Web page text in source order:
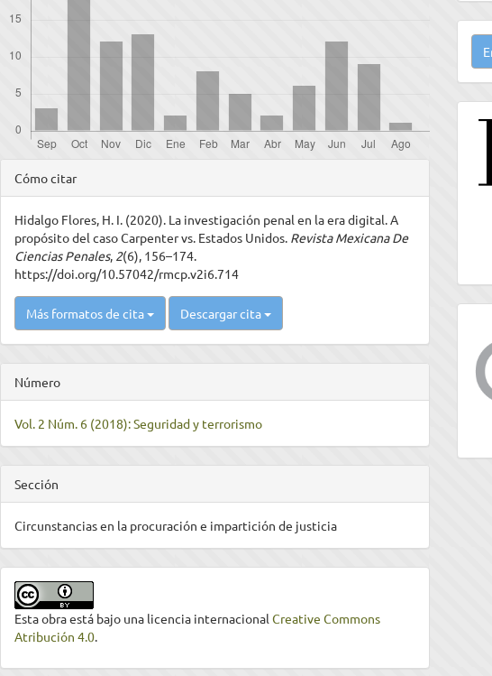
Detalles
del
artículo
Cómo citar
Hidalgo Flores, H. I. (2020). La investigación penal en la era digital. A
propósito del caso Carpenter vs. Estados Unidos. Revista Mexicana De
Ciencias Penales, 2(6), 156–174.
https://doi.org/10.57042/rmcp.v2i6.714
Más formatos de cita Descargar cita
Número
Vol. 2 Núm. 6 (2018): Seguridad y terrorismo
Sección
Circunstancias en la procuración e impartición de justicia
Esta obra está bajo una licencia internacionalCreative Commons
Atribución 4.0.
un